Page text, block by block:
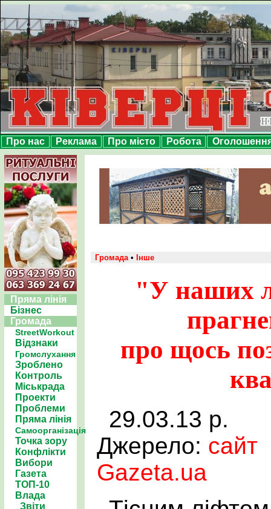
Про нас Реклама Про місто Робота
Пряма лінія
Бізнес
Громада
StreetWorkout
Відзнаки
Громслухання
Зроблено
Контроль
Міськрада
Проекти
Проблеми
Пряма лінія
Самоорганізація
Точка зору
Конфлікти
Вибори
Газета
ТОП-10
Влада
Звіти
Громада• Інше
"У наших
про щось
29.03.13 р.
Джерело: сайт
Gazeta.ua